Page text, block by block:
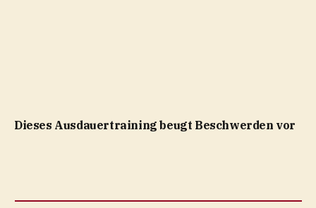
Dieses Ausdauertraining beugt Beschwerden vor